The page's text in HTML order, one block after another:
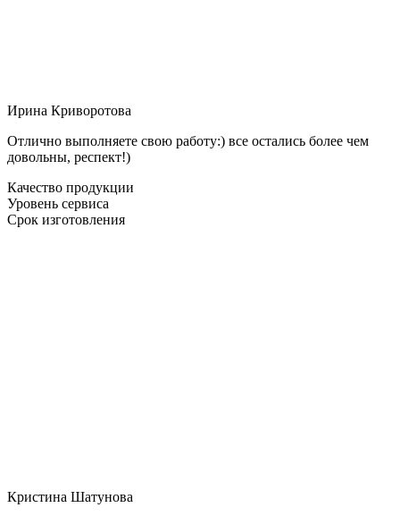
Ирина Криворотова
Отлично выполняете свою работу:) все остались более чем
довольны, респект!)
Качество продукции
Уровень сервиса
Срок изготовления
Кристина Шатунова